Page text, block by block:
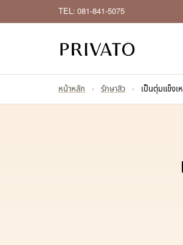
TEL: 081-841-5075
หน้าหลัก › รักษาสิว › เป็นตุ่มแข็งเ